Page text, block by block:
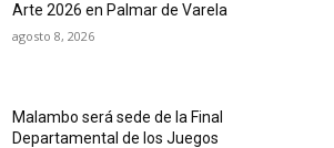
Arte 2026 en Palmar de Varela
agosto 8, 2026
Malambo será sede de la Final
Departamental de los Juegos